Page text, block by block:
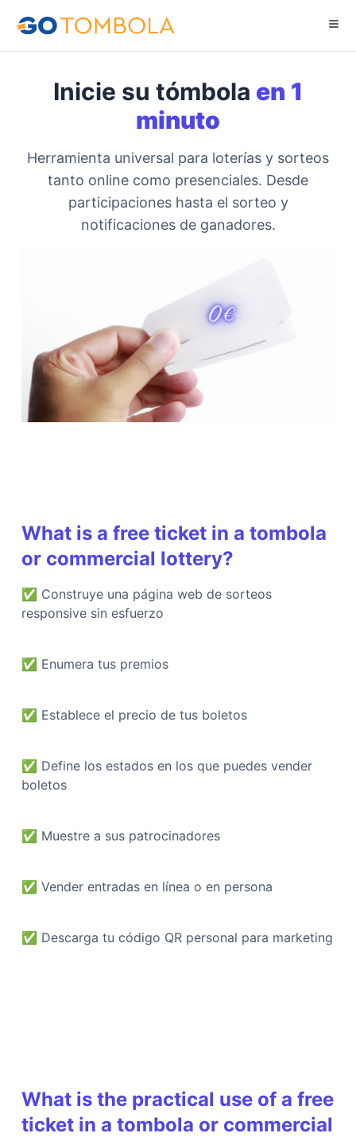
Inicie su tómbola en 1
minuto
Herramienta universal para loterías y sorteos
tanto online como presenciales. Desde
participaciones hasta el sorteo y
notificaciones de ganadores.
What is a free ticket in a tombola
or commercial lottery?
✅ Construye una página web de sorteos
responsive sin esfuerzo
✅ Enumera tus premios
✅ Establece el precio de tus boletos
✅ Define los estados en los que puedes vender
boletos
✅ Muestre a sus patrocinadores
✅ Vender entradas en línea o en persona
✅ Descarga tu código QR personal para marketing
What is the practical use of a free
ticket in a tombola or commercial